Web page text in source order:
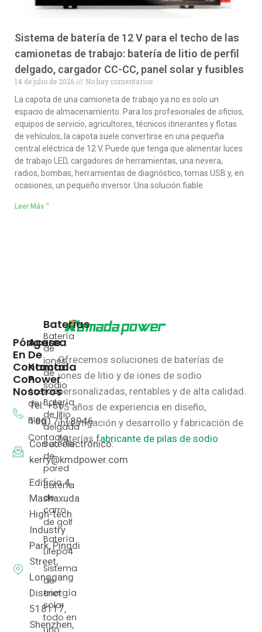
Sistema de batería de 12 V para el techo de las
camionetas de trabajo: batería de litio de perfil
delgado, cargador CC-CC, panel solar y fusibles
14 de julio de 2026
No hay comentarios
La capota de una camioneta de trabajo ya no es solo un
espacio de almacenamiento. Para los profesionales de oficios,
equipos de servicio, agricultores, técnicos itinerantes y flotas
de vehículos, la capota suele convertirse en una pequeña
central eléctrica de 12 V. Puede que tenga que alimentar luces
de trabajo LED, cargadores de herramientas, una nevera,
radios, bombas, herramientas de diagnóstico, tomas USB y, en
ocasiones, un pequeño inversor. Una solución fiable
Leer Más "
Ofrecemos soluciones de baterías de
iones de litio y de iones de sodio
personalizadas, rentables y de alta calidad.
15 años de experiencia en diseño,
investigación y desarrollo y fabricación de
baterías.fabricante de pilas de sodio
Baterías
Batería
de
iones
de
sodio
Batería
de litio
delgada
Batería
de
pared
Batería
de
carro
de golf
Batería
Lifepo4
Sistema
de
energía
solar
todo en
Acerca
De
Kamada
Power
Acerca
de
Blog
Contacto
Póngase
En
Contacto
Con
Nosotros
Tel: +86
18617118946
Correo electrónico:
kerry@kmdpower.com
Edificio 4,
Mashaxuda
High-tech
Industry
Park, Pingdi
Street,
Longgang
District
518117,
Shenzhen,